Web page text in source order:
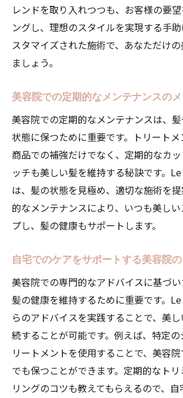
レンドを取り入れつつも、お客様の要
ングし、理想のスタイルを実現する手
スタマイズされた施術で、あなただけ
ましょう。
美容院での定期的なメンテナンスのメ
美容院での定期的なメンテナンスは、
状態に保つために重要です。トリート
商品での補強だけでなく、定期的なカ
ッチも美しい髪を維持する秘訣です。
は、髪の状態を見極め、適切な施術を
的なメンテナンスにより、いつも美し
プし、髪の健康もサポートします。
自宅でのケアをサポートする美容院
美容院での専門的なアドバイスに基づい
髪の健康を維持するために重要です。
らのアドバイスを実践することで、美
続することが可能です。例えば、特定
リートメントを使用することで、美容
でも保つことができます。定期的なト
リングのコツも教えてもらえるので、